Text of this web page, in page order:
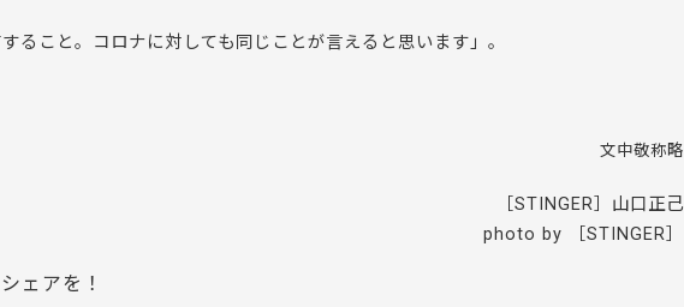
ること。コロナに対しても同じことが言えると思います」。
文中敬称略
［STINGER］山口正己
photo by ［STINGER］
ェアを！